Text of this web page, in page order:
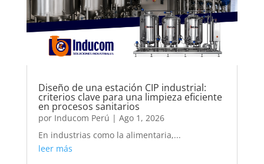
Diseño de una estación CIP industrial:
criterios clave para una limpieza eficiente
en procesos sanitarios
por Inducom Perú | Ago 1, 2026
En industrias como la alimentaria,...
leer más